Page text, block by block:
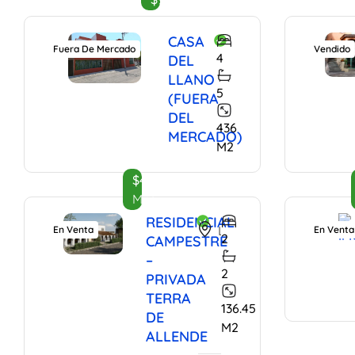
Fuera De Mercado
CASA
DEL
LLANO
(FUERA
DEL
MERCADO)
4
5
436
M2
Vendido
En Venta
$4,235,000
Mxn
RESIDENCIAL
CAMPESTRE
–
PRIVADA
TERRA
DE
ALLENDE
La Cieneguita, San Miguel de Allende, Guanajuato, 37893, Mexico
2
2
136.45
M2
En Venta